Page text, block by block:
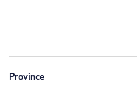
Province